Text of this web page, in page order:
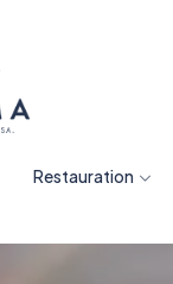
Restauration